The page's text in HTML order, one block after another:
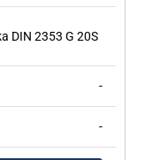
DIN 2353 G 20S
-
-